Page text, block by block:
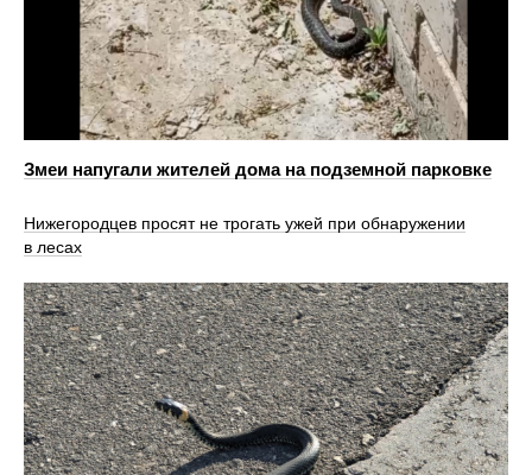
Змеи напугали жителей дома на подземной парковке
Нижегородцев просят не трогать ужей при обнаружении
в лесах